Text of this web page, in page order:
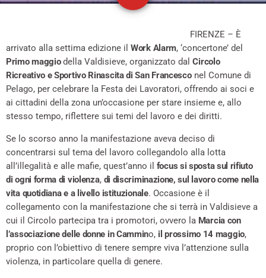
FIRENZE – È
arrivato alla settima edizione il Work Alarm, ‘concertone’ del
Primo maggiodella Valdisieve, organizzato dalCircolo
Ricreativo e Sportivo Rinascita di San Francesconel Comune di
Pelago, per celebrare la Festa dei Lavoratori, offrendo ai soci e
ai cittadini della zona un’occasione per stare insieme e, allo
stesso tempo, riflettere sui temi del lavoro e dei diritti.
Se lo scorso anno la manifestazione aveva deciso di
concentrarsi sul tema del lavoro collegandolo alla lotta
all’illegalità e alle mafie, quest’anno il focus si sposta sul rifiuto
di ogni forma di violenza, di discriminazione, sul lavoro come nella
vita quotidiana e a livello istituzionale. Occasione è il
collegamento con la manifestazione che si terrà in Valdisieve a
cui il Circolo partecipa tra i promotori, ovvero la Marcia con
l’associazione delle donne in Cammino, il prossimo 14 maggio,
proprio con l’obiettivo di tenere sempre viva l’attenzione sulla
violenza, in particolare quella di genere.